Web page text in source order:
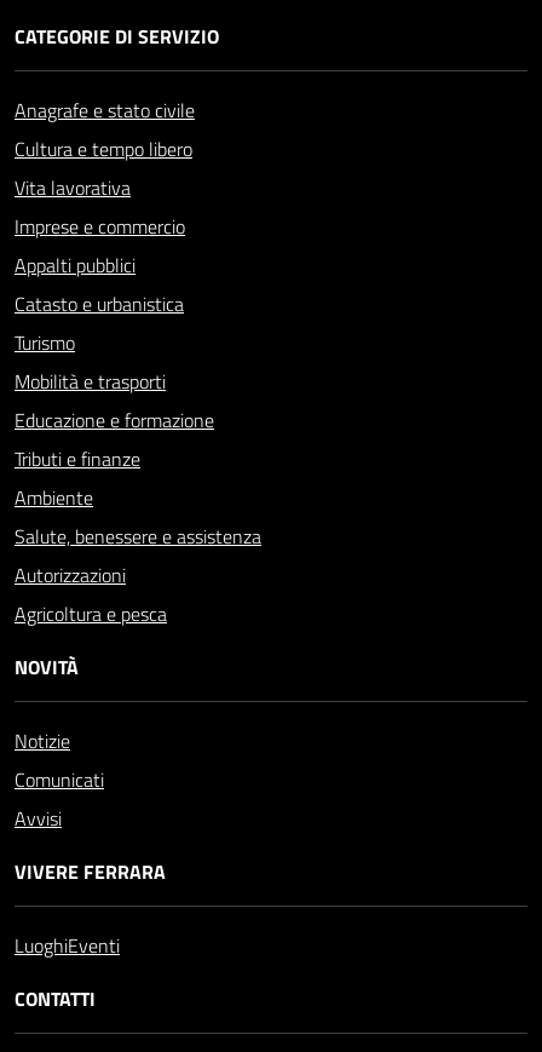
CATEGORIE DI SERVIZIO
Anagrafe e stato civile
Cultura e tempo libero
Vita lavorativa
Imprese e commercio
Appalti pubblici
Catasto e urbanistica
Turismo
Mobilità e trasporti
Educazione e formazione
Tributi e finanze
Ambiente
Salute, benessere e assistenza
Autorizzazioni
Agricoltura e pesca
NOVITÀ
Notizie
Comunicati
Avvisi
VIVERE FERRARA
LuoghiEventi
CONTATTI